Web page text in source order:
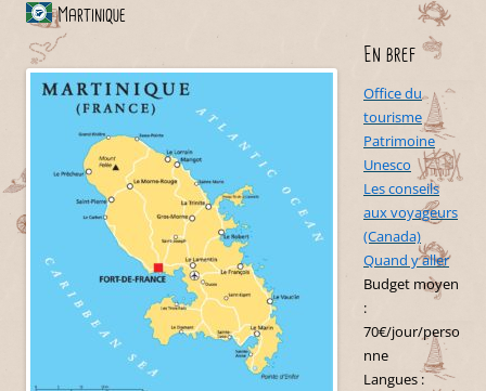
Martinique
En bref
Office du
tourisme
Patrimoine
Unesco
Les conseils
aux voyageurs
(Canada)
Quand y aller
Budget moyen
:
70€/jour/perso
nne
Langues :